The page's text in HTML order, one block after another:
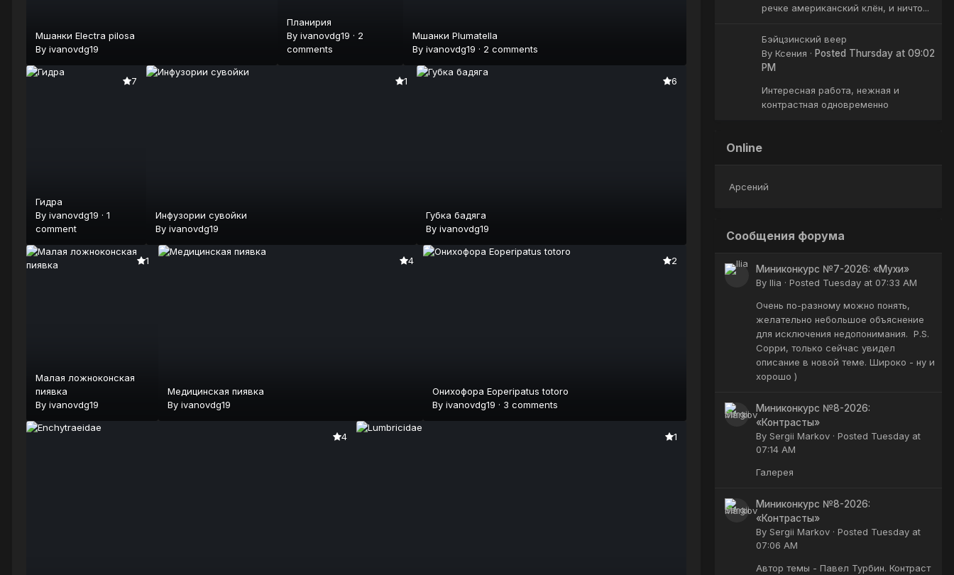
Мшанки Electra pilosa
By ivanovdg19
Планирия
Byivanovdg19 · 2
comments
Мшанки Plumatella
Byivanovdg19 · 2 comments
7
Гидра
By ivanovdg19 · 1
comment
1
Инфузории сувойки
Byivanovdg19
6
Губка бадяга
By ivanovdg19
1
Малая ложноконская
пиявка
By ivanovdg19
4
Медицинская пиявка
Byivanovdg19
2
Онихофора Eoperipatus totoro
By ivanovdg19 · 3 comments
4 1
речке американский клён, и ничто...
Бэйцзинский веер
By Ксения · Posted Thursday at 09:02
PM
Интересная работа, нежная и
контрастная одновременно
Online
Арсений
Сообщения форума
Миниконкурс №7-2026: «Мухи»
By Ilia · Posted Tuesday at 07:33 AM
Очень по-разному можно понять,
желательно небольшое объяснение
для исключения недопонимания. P.S.
Сорри, только сейчас увидел
описание в новой теме. Широко - ну и
хорошо )
Миниконкурс №8-2026:
«Контрасты»
By Sergii Markov · Posted Tuesday at
07:14 AM
Галерея
Миниконкурс №8-2026:
«Контрасты»
By Sergii Markov · Posted Tuesday at
07:06 AM
Автор темы - Павел Турбин. Контраст